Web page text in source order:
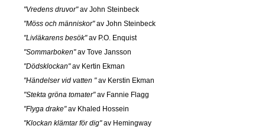
"Vredens druvor"av John Steinbeck
"Möss och människor"av John Steinbeck
"Livläkarens besök"av P.O. Enquist
"Sommarboken"av Tove Jansson
"Dödsklockan"av Kertin Ekman
"Händelser vid vatten "av Kerstin Ekman
"Stekta gröna tomater"av Fannie Flagg
"Flyga drake"av Khaled Hossein
"Klockan klämtar för dig"av Hemingway